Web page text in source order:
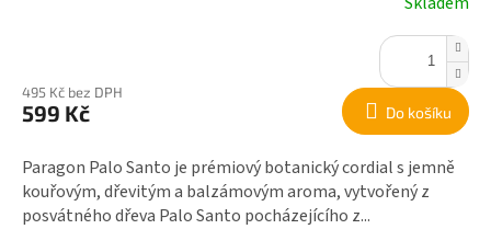
495 Kč bez DPH
599 Kč Do košíku
Paragon Palo Santo je prémiový botanický cordial s jemně
kouřovým, dřevitým a balzámovým aroma, vytvořený z
posvátného dřeva Palo Santo pocházejícího z...